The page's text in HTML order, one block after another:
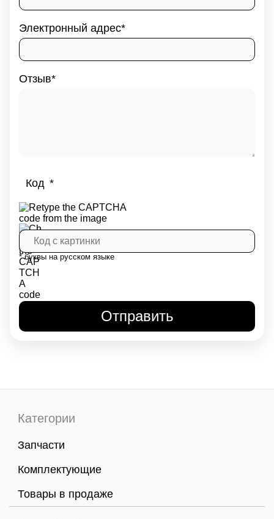
Электронный адрес
Отзыв
Код
* буквы на русском языке
Категории
Запчасти
Комплектующие
Товары в продаже